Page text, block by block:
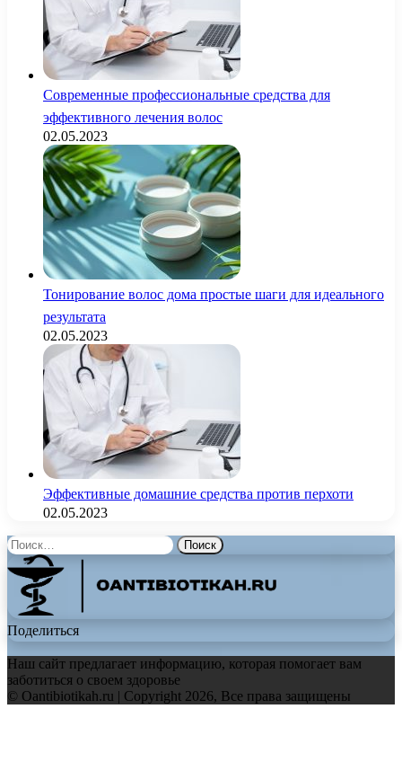
Современные профессиональные средства для
эффективного лечения волос
02.05.2023
Тонирование волос дома простые шаги для идеального
результата
02.05.2023
Эффективные домашние средства против перхоти
02.05.2023
Найти:
Поделиться
Наш сайт предлагает информацию, которая помогает вам
заботиться о своем здоровье
© Oantibiotikah.ru | Copyright 2026, Все права защищены